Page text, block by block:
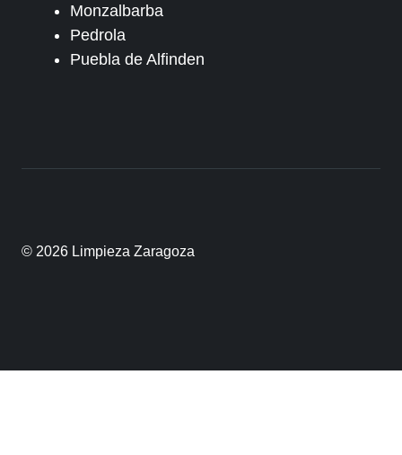
Monzalbarba
Pedrola
Puebla de Alfinden
© 2026 Limpieza Zaragoza